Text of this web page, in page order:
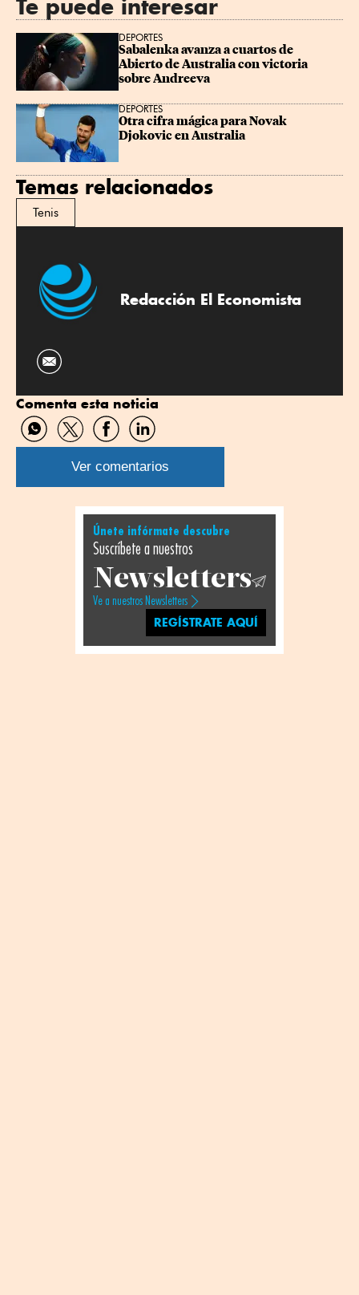
Te puede interesar
DEPORTES
Sabalenka avanza a cuartos de
Abierto de Australia con victoria
sobre Andreeva
DEPORTES
Otra cifra mágica para Novak
Djokovic en Australia
Temas relacionados
Tenis
Redacción El Economista
Comenta esta noticia
Compartir
por
WhatsApp
Compartir
por
Twitter
Compartir
por
Facebook
Compartir
por
Linkedin
Ver comentarios
Únete infórmate descubre
Suscríbete a nuestros
Newsletters
Ve a nuestros Newsletters
REGÍSTRATE AQUÍ